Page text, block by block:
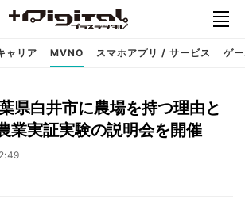
ャリア MVNO スマホアプリ / サービス ゲ
県白井市に農場を持つ理由と
業実証実験の説明会を開催